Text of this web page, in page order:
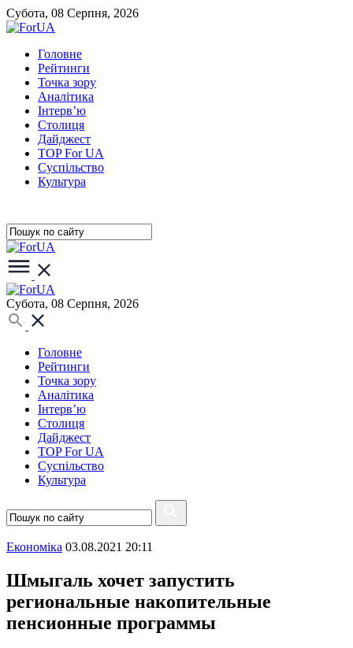
Субота, 08 Серпня, 2026
Головне
Рейтинги
Точка зору
Аналітика
Інтерв’ю
Столиця
Дайджест
TOP For UA
Суспiльство
Культура
Субота, 08 Серпня, 2026
Головне
Рейтинги
Точка зору
Аналітика
Інтерв’ю
Столиця
Дайджест
TOP For UA
Суспiльство
Культура
Економіка 03.08.2021 20:11
Шмыгаль хочет запустить
региональные накопительные
пенсионные программы